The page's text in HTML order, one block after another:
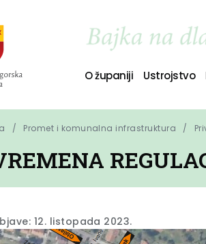
O županiji Ustrojstvo
Promet i komunalna infrastruktura
12. listopada 2023.